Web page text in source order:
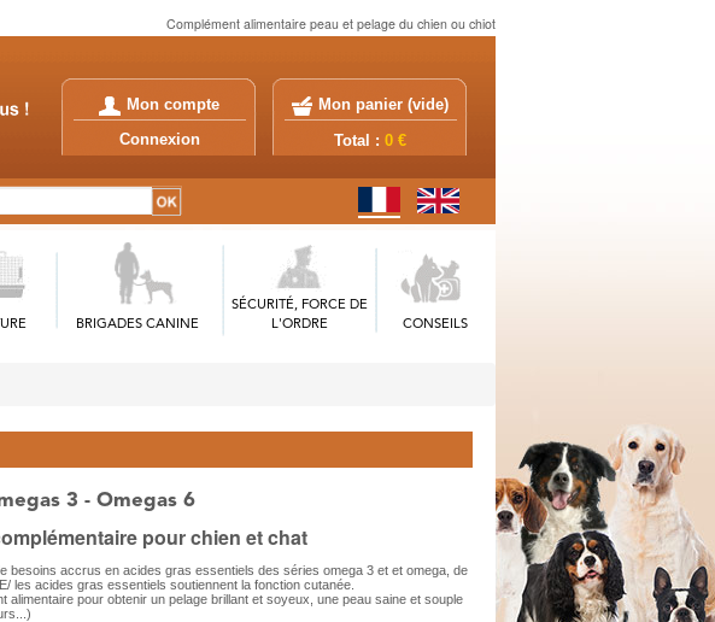
Complément alimentaire peau et pelage du chien ou chiot
Mon compte
Connexion
Mon panier (vide)
Total : 0 €
BRIGADES CANINE
SÉCURITÉ, FORCE DE
L'ORDRE
CONSEILS
3 - Omegas 6
pour chien et chat
besoins accrus en acides gras essentiels des séries omega 3 et et omega, de
les acides gras essentiels soutiennent la fonction cutanée.
alimentaire pour obtenir un pelage brillant et soyeux, une peau saine et souple